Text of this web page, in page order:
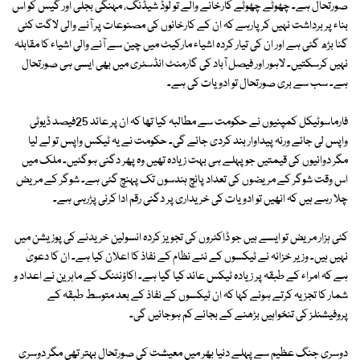
صورتحال ہے۔ چھوٹے چھوٹے کارخانے والے تو لوڈ شیڈنگ، مہنگی بجلی اور گیس کو اس
بناء پر برداشت نہیں کرپارہے کہ ان کے کارخانوں کی مصنوعات پر آنے والی لاگت کئی
گنا بڑھ گئی ہے اور ان کی تیار کردہ اشیاء مارکیٹ میں چین سے آنے والی اشیاء کا مقابلہ
نہیں کرسکتیں۔ لاہور اور فیصل آباد کی گارمنٹ انڈسٹری میں بھی ایسی ہی صورتحال
ہے۔ سب سے بری صورتحال تو ادویات کی ہے۔
فارماسوٹیکل کمپنیوں نے حکومت سے مطالبہ کیا تھا کہ ان پر عائد 25فیصد ڈیوٹی
واپس لی جائے ورنہ پیداوار بند کردی جائے گی۔ حکومت نے یہ ٹیکس واپس تو لے لیا
مگر دوائیوں کی قیمتیں جو پہلے ہی بہت زیادہ تھیں وہ پھر دگنی ہوگئیں۔ ملک میں
اس وقت شوگر کے مریضوں کی تعداد پانچ ہندسوں تک پہنچ گئی ہے۔ شوگر کے مریض
چلا رہے ہیں کہ انھیں تو ادویات کی خریداری پر دگنی رقم ادا کرنی پڑرہی ہے۔
کئی ہزار مریض تو ایسے ہیں جو ڈاکٹروں کی تجویز کردہ انسولین خریدنے کی پوزیشن میں
نہیں ہیں۔ وزیر خزانہ نے ٹیکسوں کے نئے نظام کے نفاذ کا اعلان کیا ہے۔ ان کا دعویٰ
ہے کہ امراء کے طبقہ پر زیادہ ٹیکس عائد کیا گیا ہے۔ اکاؤنٹنگ کے ماہرین نے اعداد و
شمار کا تجزیہ کرتے ہوئے کہا کہ ان ٹیکسوں کے نفاذ کے بعد متوسط طبقہ کے
پروفیشنلز کی تنخواہیں بڑھنے کے بجائے کم ہوجائیں گی۔
دوسری جنگ عظیم سے پہلے دنیا بھر میں معیشت کی صورتحال بہتر تھی مگر دوسری